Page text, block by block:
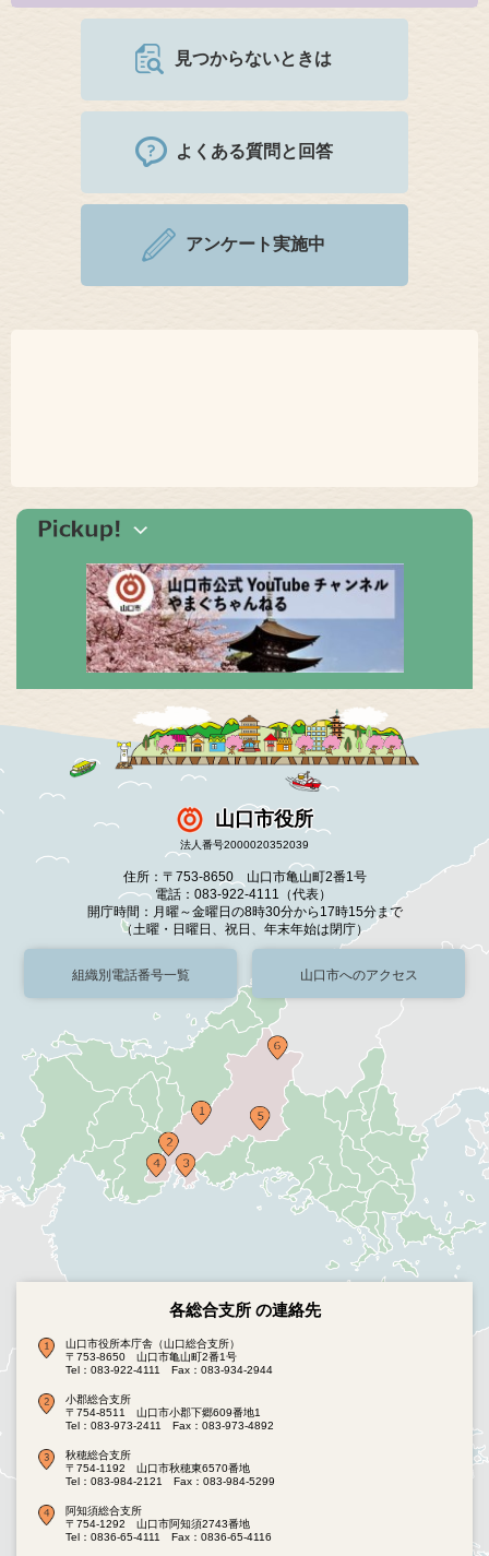
見つからないときは
よくある質問と回答
アンケート実施中
山口市役所
法人番号2000020352039
住所：〒753-8650 山口市亀山町2番1号
電話：083-922-4111（代表）
開庁時間：月曜～金曜日の8時30分から17時15分まで
（土曜・日曜日、祝日、年末年始は閉庁）
組織別電話番号一覧 山口市へのアクセス
各総合支所 の連絡先
山口市役所本庁舎（山口総合支所）
〒753-8650 山口市亀山町2番1号
Tel：083-922-4111
Fax：083-934-2944
小郡総合支所
〒754-8511 山口市小郡下郷609番地1
Tel：083-973-2411
Fax：083-973-4892
秋穂総合支所
〒754-1192 山口市秋穂東6570番地
Tel：083-984-2121
Fax：083-984-5299
阿知須総合支所
〒754-1292 山口市阿知須2743番地
Tel：0836-65-4111
Fax：0836-65-4116